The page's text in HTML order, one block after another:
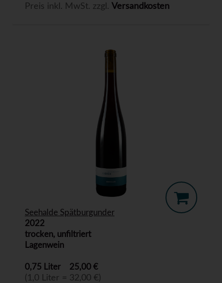
Preis inkl. MwSt. zzgl. Versandkosten
Seehalde Spätburgunder
2022
trocken, unfiltriert
Lagenwein
0,75 Liter 25,00 €
(1,0 Liter = 32,00 €)